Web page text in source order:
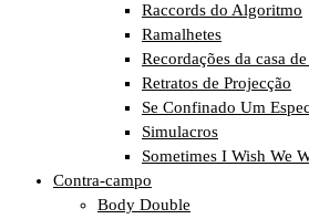
Raccords do Algoritmo
Ramalhetes
Recordações da casa
Retratos de Projecção
Se Confinado Um
Simulacros
Sometimes I Wish We
Contra-campo
Body Double